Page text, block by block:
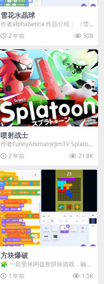
雪花水晶球
作者alphabetica 作品介绍： 《雪
花水晶球 (Snow Globe)》...
2 年前 508
喷射战士
作者FunnyAnimatorJimTV Splatoo
n Online 是一款...
2 年前 21.8K
方块爆破
🧩 一款受休闲益智拼块游戏，融合
了拼图与消除玩法，适合所有玩家
随时挑战高分！ 🎮...
1 年前 1.5K